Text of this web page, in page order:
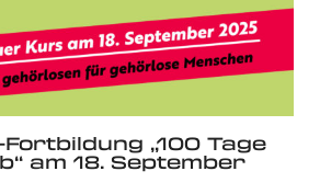
Fortbildung „100 Tage
am 18. September